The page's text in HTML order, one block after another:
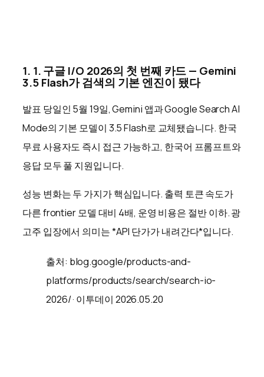
1. 1. 구글 I/O 2026의 첫 번째 카드 — Gemini
3.5 Flash가 검색의 기본 엔진이 됐다
발표 당일인 5월 19일, Gemini 앱과 Google Search AI
Mode의 기본 모델이 3.5 Flash로 교체됐습니다. 한국
무료 사용자도 즉시 접근 가능하고, 한국어 프롬프트와
응답 모두 풀 지원입니다.
성능 변화는 두 가지가 핵심입니다. 출력 토큰 속도가
다른 frontier 모델 대비 4배, 운영 비용은 절반 이하. 광
고주 입장에서 의미는 *API 단가가 내려간다*입니다.
출처: blog.google/products-and-
platforms/products/search/search-io-
2026/ · 이투데이 2026.05.20